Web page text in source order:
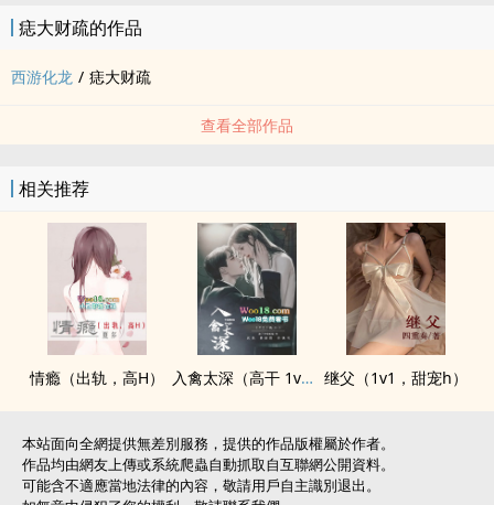
痣大财疏的作品
西游化龙 / 痣大财疏
查看全部作品
相关推荐
情瘾（出轨，‌‎‍高­­‎H­​） 入禽太深（高干 1v2） 继父（1v1，甜宠h）
本站面向全網提供無差別服務，提供的作品版權屬於作者。
作品均由網友上傳或系統爬蟲自動抓取自互聯網公開資料。
可能含不適應當地法律的內容，敬請用戶自主識別退出。